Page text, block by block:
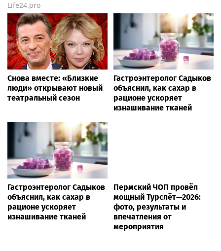
Life24.pro
Снова вместе: «Близкие
люди» открывают новый
театральный сезон
Гастроэнтеролог Садыков
объяснил, как сахар в
рационе ускоряет
изнашивание тканей
Гастроэнтеролог Садыков
объяснил, как сахар в
рационе ускоряет
изнашивание тканей
Пермский ЧОП провёл
мощный Турслёт—2026:
фото, результаты и
впечатления от
мероприятия